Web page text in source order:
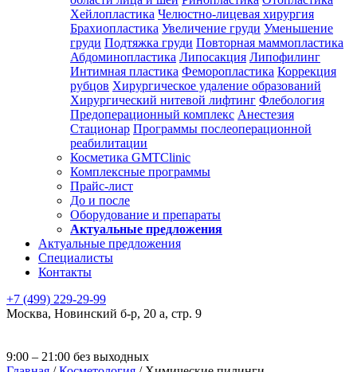
Хейлопластика Челюстно-лицевая хирургия
Брахиопластика Увеличение груди Уменьшение
груди Подтяжка груди Повторная маммопластика
Абдоминопластика Липосакция Липофилинг
Интимная пластика Феморопластика Коррекция
рубцов Хирургическое удаление образований
Хирургический нитевой лифтинг Флебология
Предоперационный комплекс Анестезия
Стационар Программы послеоперационной
реабилитации
Косметика GMTClinic
Комплексные программы
Прайс-лист
До и после
Оборудование и препараты
Актуальные предложения
Актуальные предложения
Специалисты
Контакты
+7 (499) 229-29-99
Москва, Новинский б-р, 20 а, стр. 9
9:00 – 21:00 без выходных